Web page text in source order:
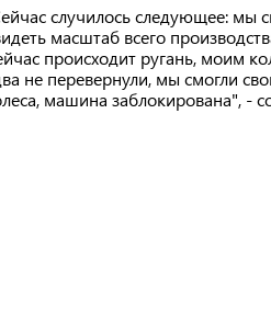
случилось следующее: мы
масштаб всего
происходит ругань, моим
не перевернули, мы смогли
машина заблокирована", -